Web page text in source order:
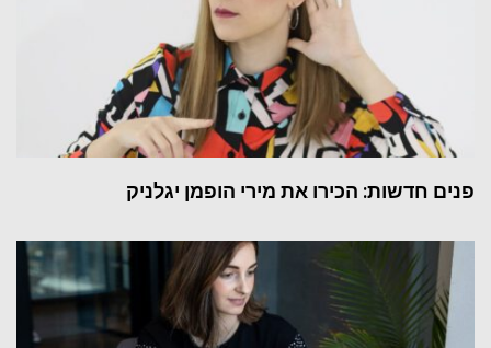
פנים חדשות: הכירו את מירי הופמן יגלניק